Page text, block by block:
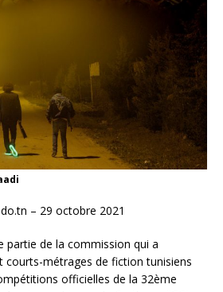
– 29 octobre 2021
partie de la commission qui a
courts-métrages de fiction tunisiens
officielles de la 32ème